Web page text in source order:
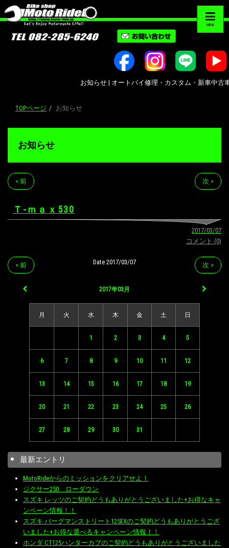
MENU
お知らせ | オートバイ修理・カスタム・新車中古
TOPページ お知らせ
お知らせ
< 前 次 >
Ｔ-ｍａｘ530
2017/03/07
コメント (0)
< 前 次 >
Date 2017/03/07
2017年03月
月 火 水 木 金 土 日
1 2 3 4 5
6 7 8 9 10 11 12
13 14 15 16 17 18 19
20 21 22 23 24 25 26
27 28 29 30 31
最新エントリ
MotoRideからのミッションをクリアせよ！
ジクサー250 ローダウン
スズキ レッツのご契約どうもありがとうございました+お得なキャ
ンペーン情報！！
スズキ バーグマンストリート125EXのご契約どうもありがとうござ
いました+お得な選べるキャンペーン情報！！
ホンダ CT125ハンターカブのご契約どうもありがとうございました